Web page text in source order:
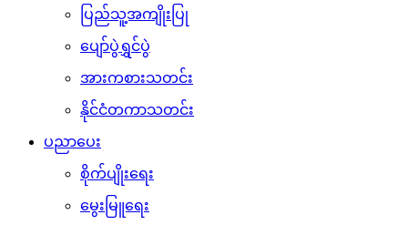
ပြည်သူ့အကျိုးပြု
ပျော်ပွဲရွှင်ပွဲ
အားကစားသတင်း
နိုင်ငံတကာသတင်း
ပညာပေး
စိုက်ပျိုးရေး
မွေးမြူရေး